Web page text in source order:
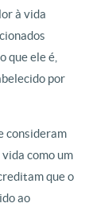
à vida
que ele é,
por
consideram
como um
que o
ao